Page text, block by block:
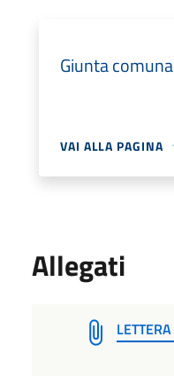
Giunta
VAI ALLA PAGINA
Allegati